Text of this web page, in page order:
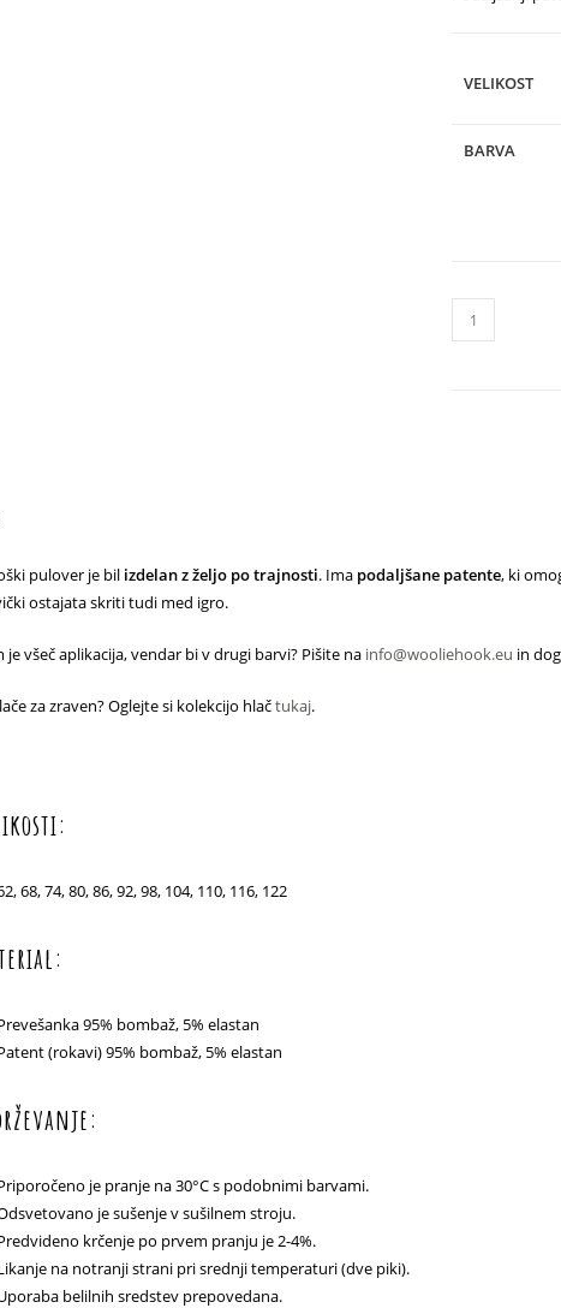
VELIKOST
BARVA
Pulover
"Terier"
pulover je bil izdelan z željo po trajnosti. Ima podaljšane patente, ki
ostajata skriti tudi med igro.
je všeč aplikacija, vendar bi v drugi barvi? Pišite na info@wooliehook.eu in
za zraven? Oglejte si kolekcijo hlačtukaj.
68, 74, 80, 86, 92, 98, 104, 110, 116, 122
95% bombaž, 5% elastan
(rokavi) 95% bombaž, 5% elastan
je pranje na 30°C s podobnimi barvami.
je sušenje v sušilnem stroju.
krčenje po prvem pranju je 2-4%.
na notranji strani pri srednji temperaturi (dve piki).
belilnih sredstev prepovedana.